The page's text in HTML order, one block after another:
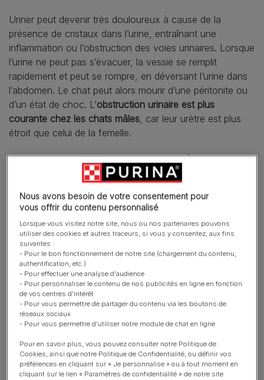
Uriner peut devenir très douloureux à cause de la
présence de cristaux dans l’urine, entraînant une
inflammation ou l’obstruction des voies urinaires. Lorsque
l’urine ne peut pas s’évacuer, la vessie se remplit
rapidement et peut se rompre, en déversant l’urine dans
l’abdomen. Le chat peut alors mourir d’une péritonite ou
d’un état de choc. L’obstruction urinaire est plus
courante chez les chats mâles , car leur urètre est plus
étroit que celui de la femelle.
Les causes des problèmes
urinaires chez le chat ou
syndrome urologique félin
(SUF)
Les problèmes urinaires ou SUF des voies urinaires
inférieures touchent majoritairement les chats en
surpoids et qui manquent d’exercice, mais tout chat qui
rechigne à uriner fréquemment est susceptible d’être
atteint.
Nous avons besoin de votre consentement pour
vous offrir du contenu personnalisé
Lorsque vous visitez notre site, nous ou nos partenaires pouvons
utiliser des cookies et autres traceurs, si vous y consentez, aux fins
suivantes :
- Pour le bon fonctionnement de notre site (chargement du contenu,
authentification, etc.)
- Pour effectuer une analyse d'audience
- Pour personnaliser le contenu de nos publicités en ligne en fonction
de vos centres d'intérêt
- Pour vous permettre de partager du contenu via les boutons de
réseaux sociaux
- Pour vous permettre d'utiliser notre module de chat en ligne
Pour en savoir plus, vous pouvez consulter notre Politique de
Cookies, ainsi que notre Politique de Confidentialité, ou définir vos
préférences en cliquant sur « Je personnalise » ou à tout moment en
cliquant sur le lien « Paramètres de confidentialité » de notre site